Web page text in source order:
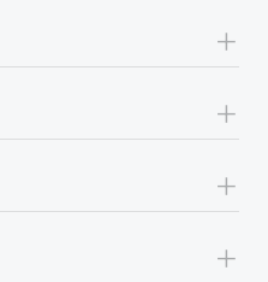
+
+
+
+